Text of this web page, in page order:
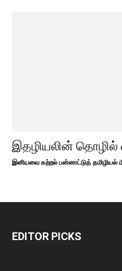
இதழியலின்
இனியவை கற்றல் பன்னாட்டுத் தமிழியல்
EDITOR PICKS